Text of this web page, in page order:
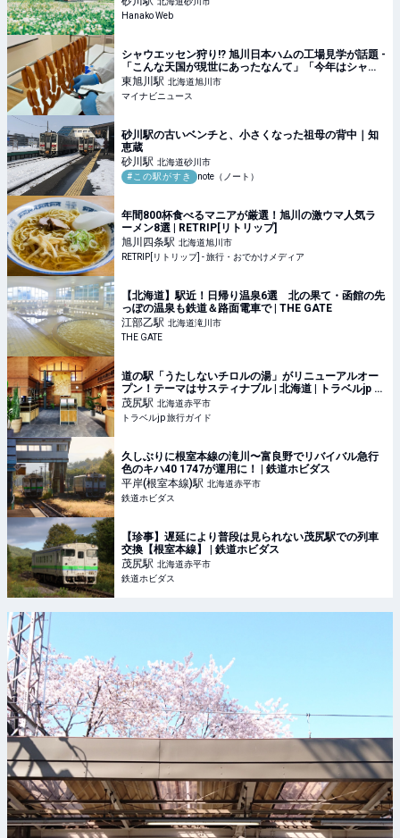
Hanako Web
シャウエッセン狩り!? 旭川日本ハムの工場見学が話題 -
「こんな天国が現世にあったなんて」「今年はシャウ
狩りにするかー!!!」と1.9万いいね集まる
東旭川駅 北海道旭川市
マイナビニュース
砂川駅の古いベンチと、小さくなった祖母の背中｜知
恵蔵
砂川駅 北海道砂川市
#この駅がすき
note（ノート）
年間800杯食べるマニアが厳選！旭川の激ウマ人気ラ
ーメン8選 | RETRIP[リトリップ]
旭川四条駅 北海道旭川市
RETRIP[リトリップ] - 旅行・おでかけメディア
【北海道】駅近！日帰り温泉6選 北の果て・函館の先
っぽの温泉も鉄道＆路面電車で | THE GATE
江部乙駅 北海道滝川市
THE GATE
道の駅「うたしないチロルの湯」がリニューアルオー
プン！テーマはサスティナブル | 北海道 | トラベルjp 旅
行ガイド
茂尻駅 北海道赤平市
トラベルjp 旅行ガイド
久しぶりに根室本線の滝川〜富良野でリバイバル急行
色のキハ40 1747が運用に！ | 鉄道ホビダス
平岸(根室本線)駅 北海道赤平市
鉄道ホビダス
【珍事】遅延により普段は見られない茂尻駅での列車
交換【根室本線】 | 鉄道ホビダス
茂尻駅 北海道赤平市
鉄道ホビダス